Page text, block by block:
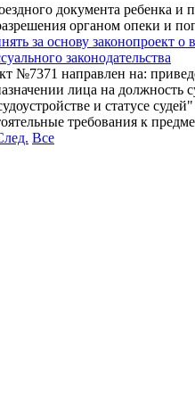
документа ребенка и
органом опеки и
за основу
законодательства
№7371 направлен на:
лица на должность
и статусе
требования к
Все